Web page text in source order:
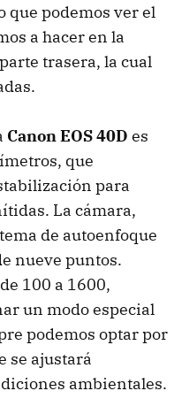
que podemos ver el
a hacer en la
trasera, la cual
Canon EOS 40D es
que
para
La cámara,
de autoenfoque
nueve puntos.
100 a 1600,
un modo especial
podemos optar por
se ajustará
ambientales.